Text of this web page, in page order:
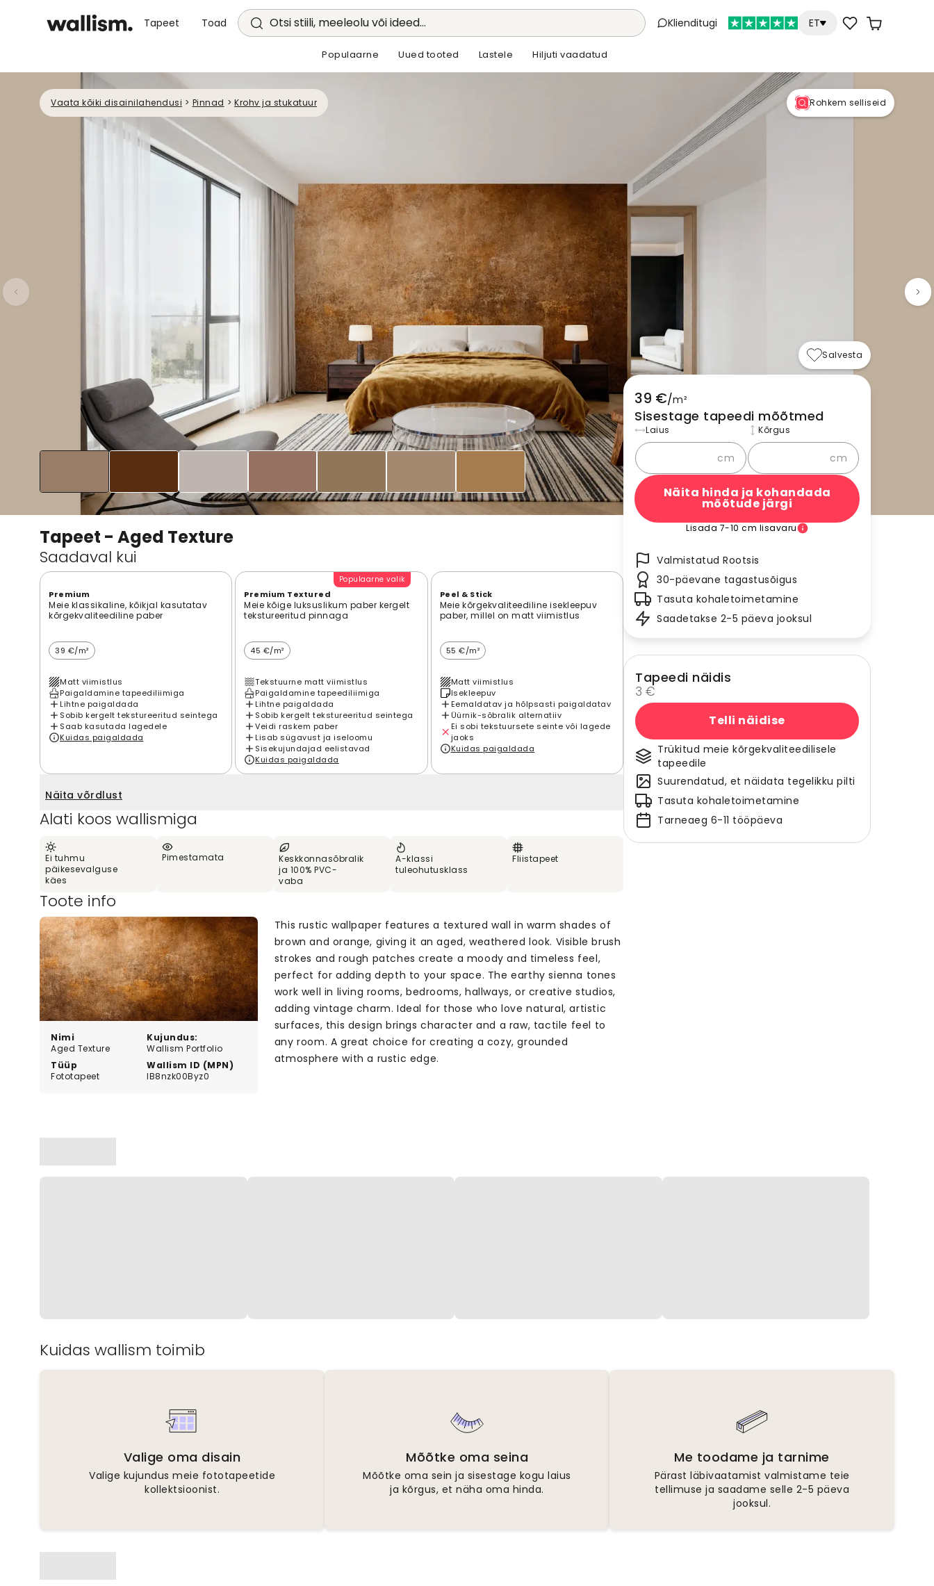
Tapeet Toad Otsi stiili, meeleolu või ideed... Klienditugi ET
Populaarne Uued tooted Lastele Hiljuti vaadatud
Vaata kõiki disainilahendusi > Pinnad > Krohv ja stukatuur Rohkem selliseid
Tapeet - Aged Texture
Saadaval kui
Premium
Meie klassikaline, kõikjal kasutatav
kõrgekvaliteediline paber
39 €/m²
Matt viimistlus
Paigaldamine tapeediliimiga
Lihtne paigaldada
Sobib kergelt tekstureeritud seintega
Saab kasutada lagedele
Kuidas paigaldada
Populaarne valik
Premium Textured
Meie kõige luksuslikum paber kergelt
tekstureeritud pinnaga
45 €/m²
Tekstuurne matt viimistlus
Paigaldamine tapeediliimiga
Lihtne paigaldada
Sobib kergelt tekstureeritud seintega
Veidi raskem paber
Lisab sügavust ja iseloomu
Sisekujundajad eelistavad
Kuidas paigaldada
Peel & Stick
Meie kõrgekvaliteediline isekleepuv
paber, millel on matt viimistlus
55 €/m²
Matt viimistlus
Isekleepuv
Eemaldatav ja hõlpsasti paigaldatav
Üürnik-sõbralik alternatiiv
Ei sobi tekstuursete seinte või lagede
jaoks
Kuidas paigaldada
Näita võrdlust
Alati koos wallismiga
Ei tuhmu
päikesevalguse
käes
Pimestamata
Keskkonnasõbralik
ja 100% PVC-
vaba
A-klassi
tuleohutusklass
Fliistapeet
Toote info
Nimi
Aged Texture
Kujundus:
Wallism Portfolio
Tüüp
Fototapeet
Wallism ID (MPN)
lB8nzk00Byz0
This rustic wallpaper features a textured wall in warm shades of
brown and orange, giving it an aged, weathered look. Visible brush
strokes and rough patches create a moody and timeless feel,
perfect for adding depth to your space. The earthy sienna tones
work well in living rooms, bedrooms, hallways, or creative studios,
adding vintage charm. Ideal for those who love natural, artistic
surfaces, this design brings character and a raw, tactile feel to
any room. A great choice for creating a cozy, grounded
atmosphere with a rustic edge.
Salvesta
39 €/m²
Sisestage tapeedi mõõtmed
Laius
cm
Kõrgus
cm
Näita hinda ja kohandada
mõõtude järgi
Lisada 7-10 cm lisavaru
Valmistatud Rootsis
30-päevane tagastusõigus
Tasuta kohaletoimetamine
Saadetakse 2-5 päeva jooksul
Tapeedi näidis
3 €
Telli näidise
Trükitud meie kõrgekvaliteedilisele
tapeedile
Suurendatud, et näidata tegelikku pilti
Tasuta kohaletoimetamine
Tarneaeg 6-11 tööpäeva
Kuidas wallism toimib
Valige oma disain
Valige kujundus meie fototapeetide
kollektsioonist.
Mõõtke oma seina
Mõõtke oma sein ja sisestage kogu laius
ja kõrgus, et näha oma hinda.
Me toodame ja tarnime
Pärast läbivaatamist valmistame teie
tellimuse ja saadame selle 2-5 päeva
jooksul.